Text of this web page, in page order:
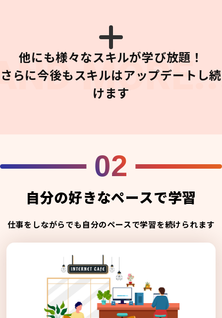
他にも様々なスキルが学び放題！
さらに今後もスキルはアップデートし続
けます
02
自分の好きなペースで学習
仕事をしながらでも自分のペースで学習を続けられます